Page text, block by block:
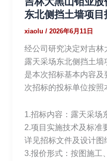
东北侧挡土墙项目
xiaolu / 2026年6月11日
经公司研究决定对吉林
露天采场东北侧挡土
是本次招标基本内容
次招标的投标单位按照
1.招标内容：露天采场
2.项目实施技术及标准
详见招标文件及设计图
3.报价形式：按图施工